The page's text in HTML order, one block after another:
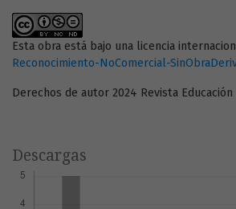
Esta obra está bajo una licencia
Reconocimiento-NoComercial-
Derechos de autor 2024 Revista Educación
Descargas